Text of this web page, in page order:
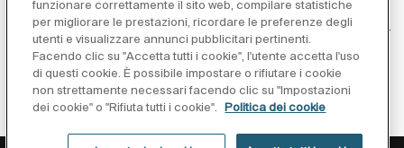
Ispirazione
Seguiteci
funzionare correttamente il sito web, compilare statistiche
per migliorare le prestazioni, ricordare le preferenze degli
utenti e visualizzare annunci pubblicitari pertinenti.
Facendo clic su "Accetta tutti i cookie", l'utente accetta l'uso
di questi cookie. È possibile impostare o rifiutare i cookie
non strettamente necessari facendo clic su "Impostazioni
dei cookie" o "Rifiuta tutti i cookie".
Politica dei cookie